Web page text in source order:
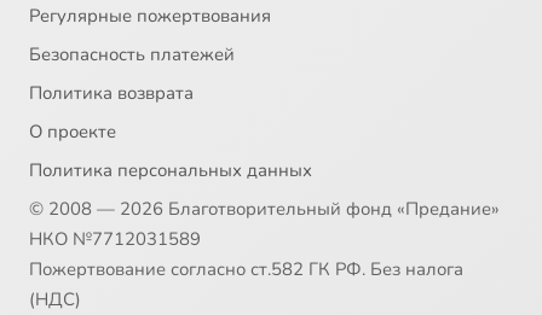
Регулярные пожертвования
Безопасность платежей
Политика возврата
О проекте
Политика персональных данных
© 2008 — 2026 Благотворительный фонд «Предание»
НКО №7712031589
Пожертвование согласно ст.582 ГК РФ. Без налога
(НДС)